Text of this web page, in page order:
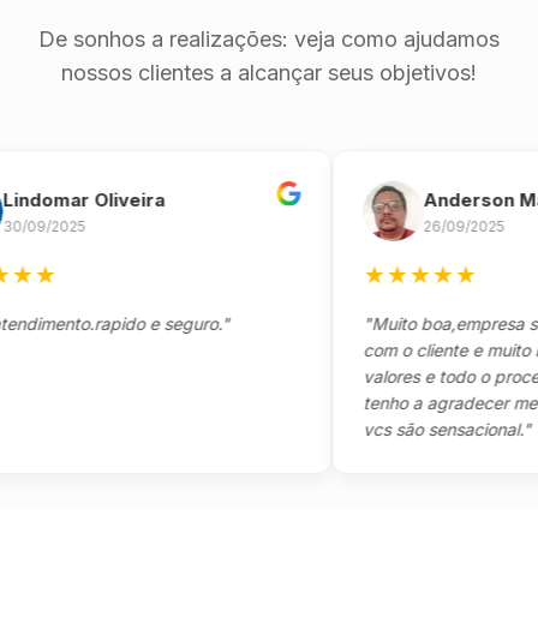
De sonhos a realizações: veja como ajudamos
nossos clientes a alcançar seus objetivos!
Oliveira
2025
e seguro."
Anderson
26/09/2025
★★★
"Muito boa,empresa séria
com o cliente e muito
valores e todo o processo
tenho a agradecer
vcs são sensacional."